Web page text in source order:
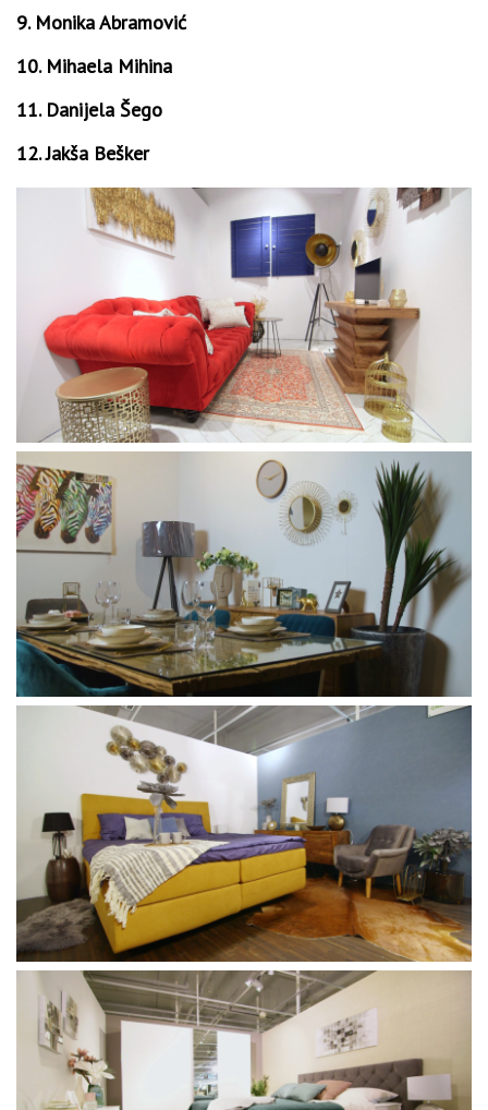
9. Monika Abramović
10. Mihaela Mihina
11. Danijela Šego
12. Jakša Bešker